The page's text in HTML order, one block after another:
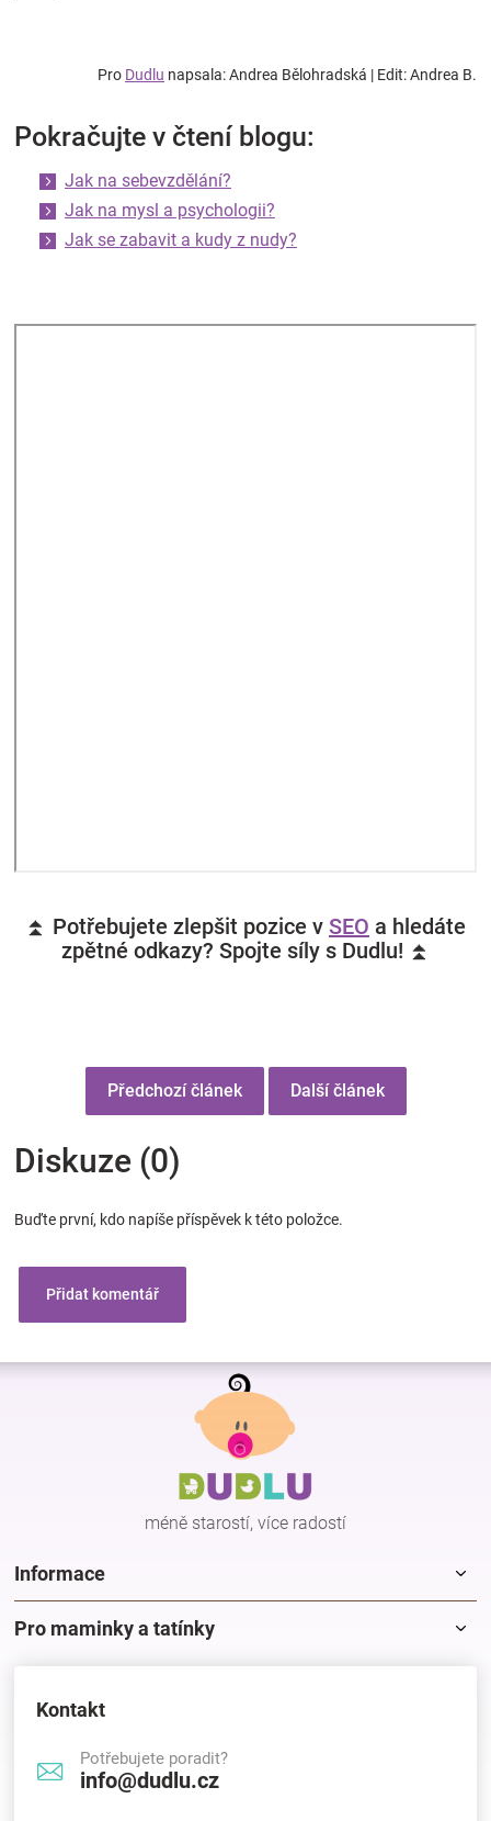
Pro Dudlu napsala: Andrea Bělohradská | Edit: Andrea B.
Pokračujte v čtení blogu:
Jak na sebevzdělání?
Jak na mysl a psychologii?
Jak se zabavit a kudy z nudy?
⏫ Potřebujete zlepšit pozice v SEO a hledáte
zpětné odkazy? Spojte síly s Dudlu! ⏫
Předchozí článek Další článek
Diskuze (0)
Buďte první, kdo napíše příspěvek k této položce.
Přidat komentář
Z
méně starostí, více radostí
Informace
Pro maminky a tatínky
Kontakt
Potřebujete poradit?
info@dudlu.cz